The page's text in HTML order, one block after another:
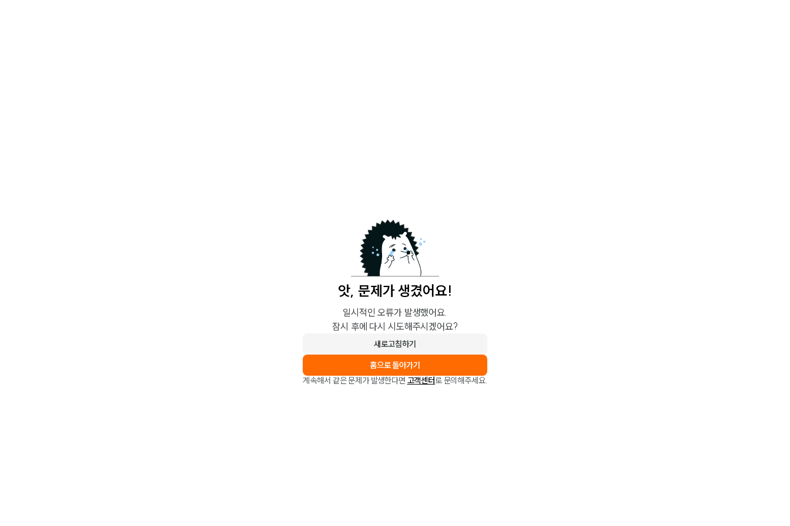
앗, 문제가 생겼어요!
일시적인 오류가 발생했어요.
잠시 후에 다시 시도해주시겠어요?
새로고침하기
홈으로 돌아가기
계속해서 같은 문제가 발생한다면 고객센터로 문의해주세요.